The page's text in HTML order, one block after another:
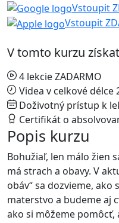
Vstoupit
Vstoupit
V tomto kurzu
4 lekcie ZADARMO
Videa v celkové délce
Doživotný prístup k
Certifikát o
Popis kurzu
Bohužiaľ, len málo žien
má strach a obavy. V
obáv“ sa dozvieme,
materstvo a budeme aj
ako si môžeme